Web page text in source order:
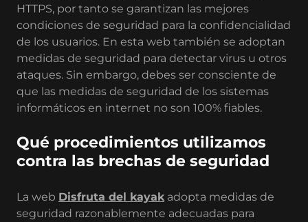
HTTPS, por tanto se garantizan las mejores
condiciones de seguridad para la confidencialidad
de los usuarios. En esta web también se adoptan
medidas de seguridad para detectar virus u otros
ataques. Sin embargo, debes ser consciente de
que las medidas de seguridad de los sistemas
informáticos en internet no son 100% fiables.
Qué procedimientos utilizamos
contra las brechas de seguridad
La web Disfruta del kayakadopta medidas de
seguridad razonablemente adecuadas para